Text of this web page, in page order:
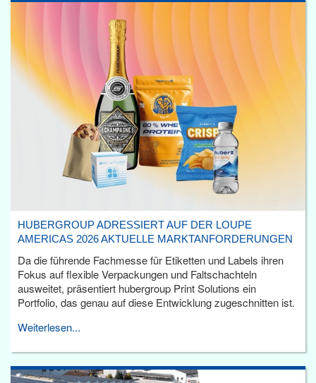
HUBERGROUP ADRESSIERT AUF DER LOUPE
AMERICAS 2026 AKTUELLE MARKTANFORDERUNGEN
Da die führende Fachmesse für Etiketten und Labels ihren
Fokus auf flexible Verpackungen und Faltschachteln
ausweitet, präsentiert hubergroup Print Solutions ein
Portfolio, das genau auf diese Entwicklung zugeschnitten ist.
Weiterlesen...